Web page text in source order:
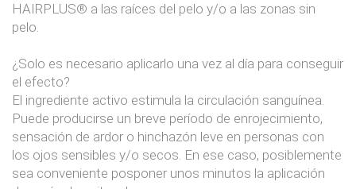
HAIRPLUS® a las raíces del pelo y/o a las zonas sin
pelo.
¿Solo es necesario aplicarlo una vez al día para conseguir
el efecto?
El ingrediente activo estimula la circulación sanguínea.
Puede producirse un breve período de enrojecimiento,
sensación de ardor o hinchazón leve en personas con
los ojos sensibles y/o secos. En ese caso, posiblemente
sea conveniente posponer unos minutos la aplicación